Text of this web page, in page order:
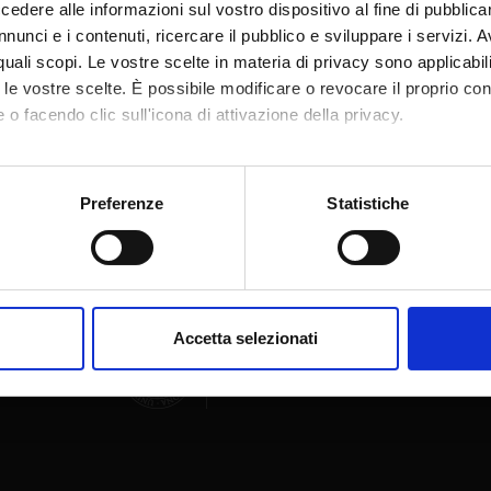
alle informazioni sul vostro dispositivo al fine di
e i contenuti, ricercare il pubblico e sviluppare i servizi.
scopi. Le vostre scelte in materia di privacy sono
vostre scelte. È possibile modificare o revocare il proprio
o facendo clic sull'icona di attivazione della privacy.
anche:
sulla tua posizione geografica, con un'approssimazione di
in qualsiasi momento dalla Dichiarazione sui cookie.
e social media, i quali potrebbero combinarle con altre
dei loro servizi.
Preferenze Statistiche
Accetta selezionati